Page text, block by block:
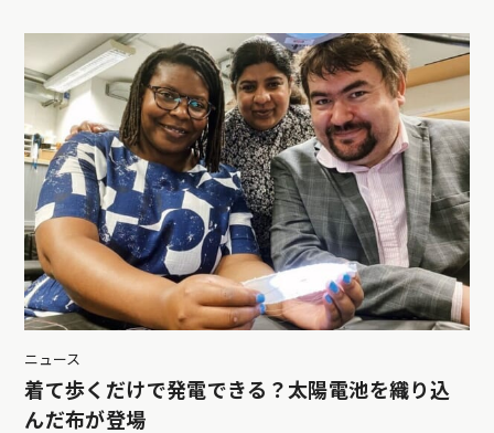
ニュース
着て歩くだけで発電できる？太陽電池を織り込
んだ布が登場